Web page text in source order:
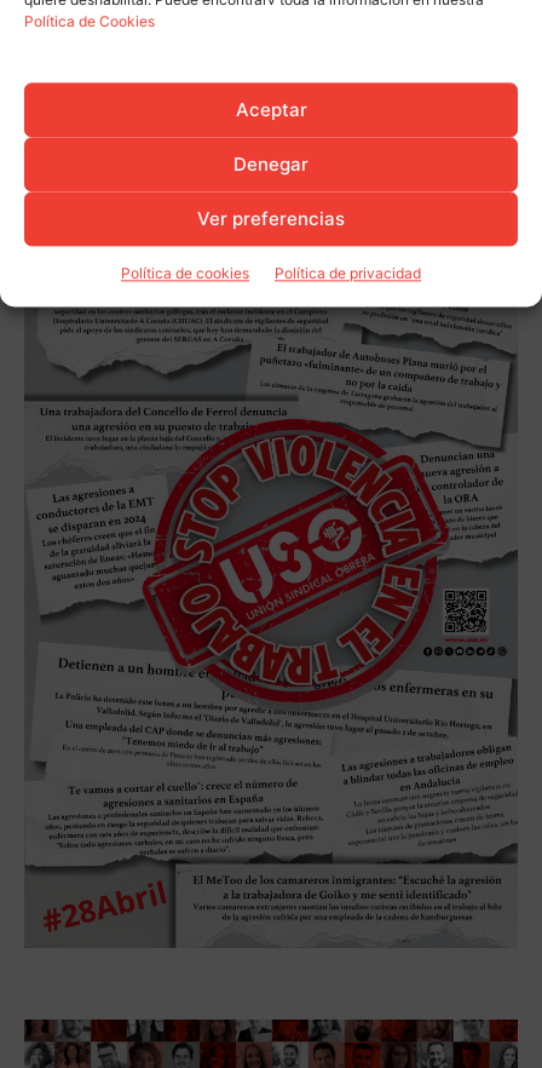
Política de Cookies
Aceptar
Denegar
Ver preferencias
Política de cookies Política de privacidad